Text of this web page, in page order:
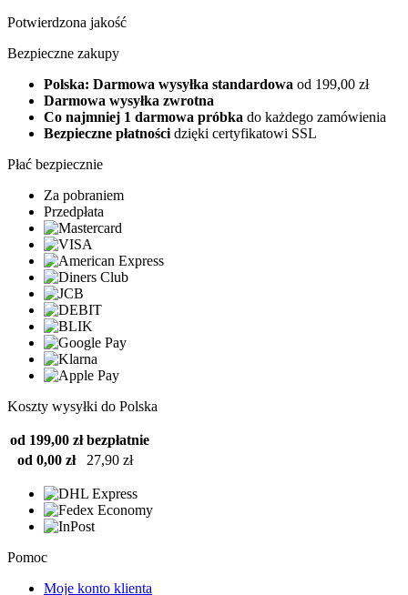
Potwierdzona jakość
Bezpieczne zakupy
Polska: Darmowa wysyłka standardowa od 199,00 zł
Darmowa wysyłka zwrotna
Co najmniej 1 darmowa próbka do każdego zamówienia
Bezpieczne płatności dzięki certyfikatowi SSL
Płać bezpiecznie
Za pobraniem
Przedpłata
Koszty wysyłki do Polska
od 199,00 zł bezpłatnie
od 0,00 zł
27,90 zł
Pomoc
Moje konto klienta